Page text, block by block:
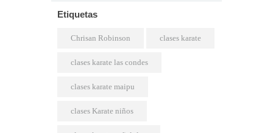
Etiquetas
Chrisan Robinson clases karate
clases karate las condes
clases karate maipu
clases Karate niños